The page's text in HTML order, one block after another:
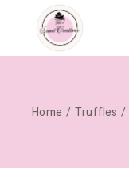
Home Truffles